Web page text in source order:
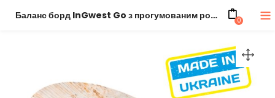
Баланс борд InGwest Go з прогумованим ролером 0